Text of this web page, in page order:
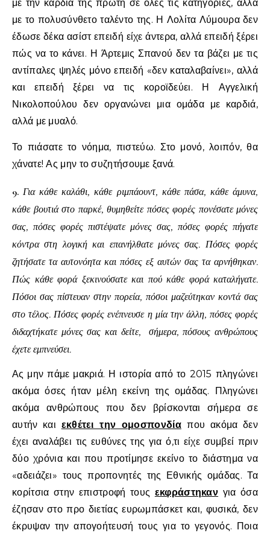
με την καρδιά της πρώτη σε όλες τις κατηγορίες, αλλά
με το πολυσύνθετο ταλέντο της. Η Λολίτα Λύμουρα δεν
έδωσε δέκα ασίστ επειδή είχε άντερα, αλλά επειδή ξέρει
πώς να το κάνει. Η Άρτεμις Σπανού δεν τα βάζει με τις
αντίπαλες ψηλές μόνο επειδή «δεν καταλαβαίνει», αλλά
και επειδή ξέρει να τις κοροϊδεύει. Η Αγγελική
Νικολοπούλου δεν οργανώνει μια ομάδα με καρδιά,
αλλά με μυαλό.
Το πιάσατε το νόημα, πιστεύω. Στο μονό, λοιπόν, θα
χάνατε! Ας μην το συζητήσουμε ξανά.
9.Για κάθε καλάθι, κάθε ριμπάουντ, κάθε πάσα, κάθε άμυνα,
κάθε βουτιά στο παρκέ, θυμηθείτε πόσες φορές πονέσατε μόνες
σας, πόσες φορές πιστέψατε μόνες σας, πόσες φορές πήγατε
κόντρα στη λογική και επανήλθατε μόνες σας. Πόσες φορές
ζητήσατε τα αυτονόητα και πόσες εξ αυτών σας τα αρνήθηκαν.
Πώς κάθε φορά ξεκινούσατε και πού κάθε φορά καταλήγατε.
Πόσοι σας πίστευαν στην πορεία, πόσοι μαζεύτηκαν κοντά σας
στο τέλος. Πόσες φορές ενέπνευσε η μία την άλλη, πόσες φορές
διδαχτήκατε μόνες σας και δείτε, σήμερα, πόσους ανθρώπους
έχετε εμπνεύσει.
Ας μην πάμε μακριά. Η ιστορία από το 2015 πληγώνει
ακόμα όσες ήταν μέλη εκείνη της ομάδας. Πληγώνει
ακόμα ανθρώπους που δεν βρίσκονται σήμερα σε
αυτήν και εκθέτει την ομοσπονδία που ακόμα δεν
έχει αναλάβει τις ευθύνες της για ό,τι είχε συμβεί πριν
δύο χρόνια και που προτίμησε εκείνο το διάστημα να
«αδειάζει» τους προπονητές της Εθνικής ομάδας. Τα
κορίτσια στην επιστροφή τους εκφράστηκαν για όσα
έζησαν στο προ διετίας ευρωμπάσκετ και, φυσικά, δεν
έκρυψαν την απογοήτευσή τους για το γεγονός. Ποια